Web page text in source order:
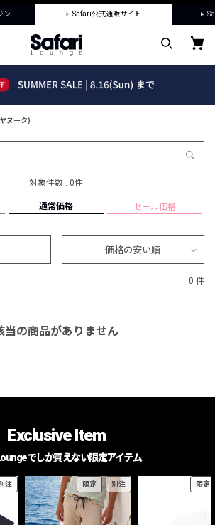
ン Safari公式通販サイト
ヌーク)
対象件数 : 0件
通常価格 セール価格
価格の安い順
0 件
当の商品がありません
Exclusive Item
でしか買えない限定アイテム
注 限定 別注 限定